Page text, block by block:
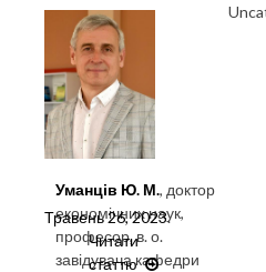
Уманців Ю. М., доктор
економічних наук,
професор, в. о.
завідувача кафедри
Травень 26, 2023.
Читати
статтю